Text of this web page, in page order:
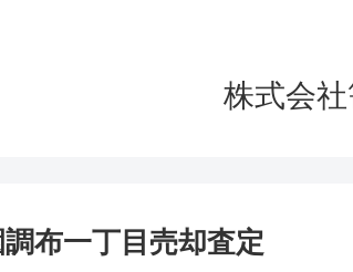
株式会
布一丁目売却査定